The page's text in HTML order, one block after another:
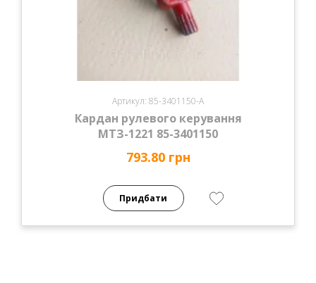
Артикул: 85-3401150-А
Кардан рулевого керування
МТЗ-1221 85-3401150
793.80 грн
Придбати